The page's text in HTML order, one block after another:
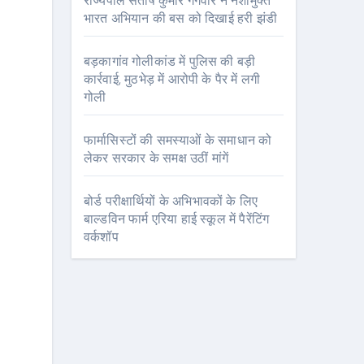
भारत अभियान की बस को दिखाई हरी झंडी
बड़कागांव गोलीकांड में पुलिस की बड़ी
कार्रवाई, मुठभेड़ में आरोपी के पैर में लगी
गोली
फार्मासिस्टों की समस्याओं के समाधान को
लेकर सरकार के समक्ष उठीं मांगें
बोर्ड परीक्षार्थियों के अभिभावकों के लिए
बाल्डविन फार्म एरिया हाई स्कूल में पैरेंटिंग
वर्कशॉप